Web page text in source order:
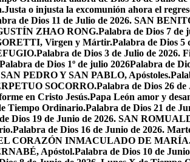
Justa o injusta la excomunión ahora el
de Dios 11 de Julio de 2026. SAN
ZHAO RONG.Palabra de Dios 7 de
Virgen y Mártir.Palabra de Dios
Palabra de Dios 3 de Julio de 2026.
Palabra de Dios 1º de julio 2026Palabra de
PEDRO Y SAN PABLO, Apóstoles.
SOCORRO.Palabra de Dios 26
en Cristo Jesús.Papa León amor y
Tiempo Ordinario.Palabra de Dios 21 de
Dios 19 de Junio de 2026. SAN
Palabra de Dios 16 de Junio de 2026.
EL CORAZÓN INMACULADO DE
Apóstol.Palabra de Dios 10 de